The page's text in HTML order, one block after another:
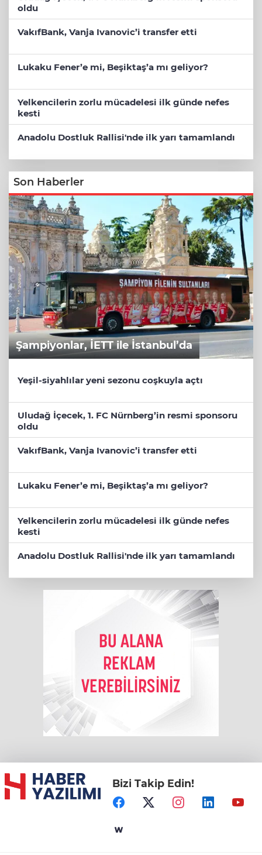
oldu
VakıfBank, Vanja Ivanovic’i transfer etti
Lukaku Fener’e mi, Beşiktaş’a mı geliyor?
Yelkencilerin zorlu mücadelesi ilk günde nefes
kesti
Anadolu Dostluk Rallisi'nde ilk yarı tamamlandı
Son Haberler
Şampiyonlar, İETT ile İstanbul’da
Yeşil-siyahlılar yeni sezonu coşkuyla açtı
Uludağ İçecek, 1. FC Nürnberg’in resmi sponsoru
oldu
VakıfBank, Vanja Ivanovic’i transfer etti
Lukaku Fener’e mi, Beşiktaş’a mı geliyor?
Yelkencilerin zorlu mücadelesi ilk günde nefes
kesti
Anadolu Dostluk Rallisi'nde ilk yarı tamamlandı
Bizi Takip Edin!